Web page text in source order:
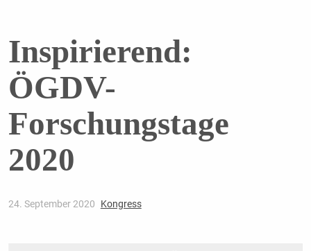
Inspirierend:
ÖGDV-
Forschungstage
2020
24. September 2020 Kongress